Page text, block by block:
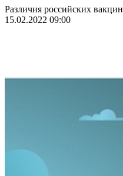
Различия российских вакцин
15.02.2022 09:00